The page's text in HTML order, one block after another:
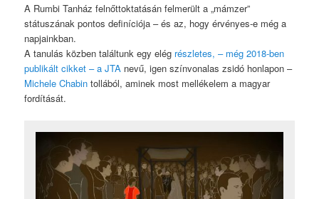
A Rumbi Tanház felnőttoktatásán felmerült a „mámzer”
státuszának pontos definíciója – és az, hogy érvényes-e még a
napjainkban.
A tanulás közben találtunk egy elég részletes, – még 2018-ben
publikált cikket – a JTA nevű, igen színvonalas zsidó honlapon –
Michele Chabin tollából, aminek most mellékelem a magyar
fordítását.